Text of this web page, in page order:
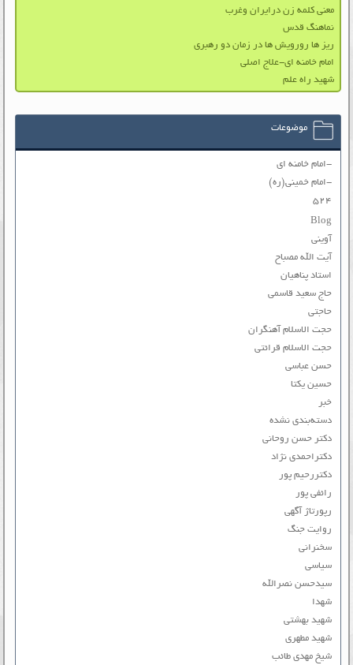
معنی کلمه زن درایران وغرب
نماهنگ قدس
ریز ها رورویش ها در زمان دو رهبری
امام خامنه ای-علاج اصلی
شهید راه علم
موضوعات
-امام خامنه ای
-امام خمینی(ره)
۵۲۴
Blog
آوینی
آیت الله مصباح
استاد پناهیان
حاج سعید قاسمی
حاجتی
حجت الاسلام آهنگران
حجت الاسلام قرائتی
حسن عباسی
حسین یکتا
خبر
دسته‌بندی نشده
دکتر حسن روحانی
دکتراحمدی نژاد
دکتررحیم پور
رائفی پور
رپورتاژ آگهی
روایت جنگ
سخنرانی
سیاسی
سیدحسن نصرالله
شهدا
شهید بهشتی
شهید مطهری
شیخ مهدی طائب